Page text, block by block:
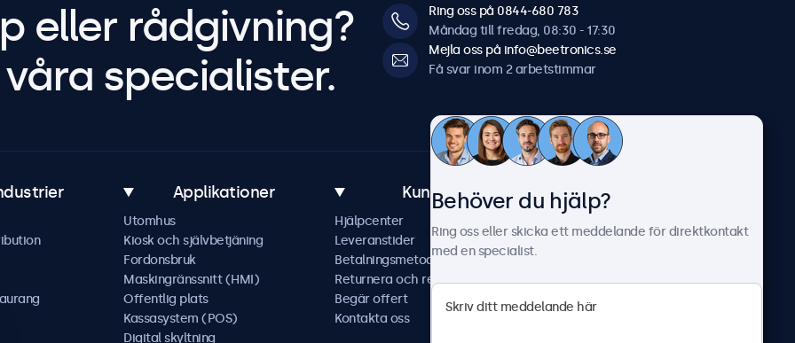
eller rådgivning?
specialister.
Ring oss på 0844-680 783
Måndag till fredag, 08:30 - 17:30
Mejla oss på info@beetronics.se
Få svar inom 2 arbetstimmar
Applikationer
Utomhus
Kiosk och självbetjäning
Fordonsbruk
Maskingränssnitt (HMI)
Offentlig plats
Kassasystem (POS)
Digital skyltning
Kundtjänst
Hjälpcenter
Leveranstider
Betalningsmetoder
Returnera och reparera
Begär offert
Kontakta oss
Om Beetronics
Nyheter & uppdateringar
Jobba hos oss
Allmänna villkor
Behöver du hjälp?
Ring oss eller skicka ett meddelande för direktkontakt
med en specialist.